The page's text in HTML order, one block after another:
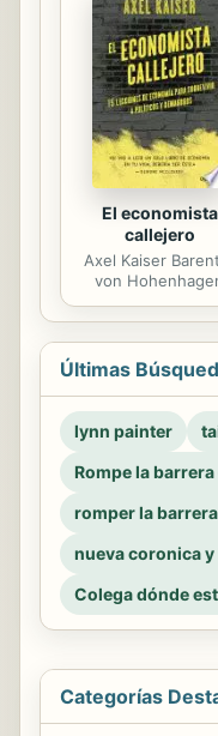
El economista
callejero
Axel Kaiser
Últimas
lynn painter
Rompe la
romper la
nueva coronica y